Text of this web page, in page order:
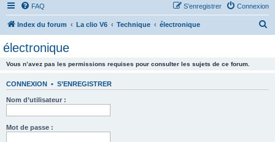
FAQ Connexion
S’enregistrer
Index du forum La clio V6 Technique électronique
électronique
Vous n’avez pas les permissions requises pour consulter les sujets de ce forum.
CONNEXION • S’ENREGISTRER
Nom d’utilisateur :
Mot de passe :